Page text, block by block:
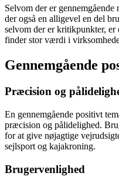
Selvom der er
der også en alligevel en del
selvom der er kritikpunkter, er
finder stor værdi i
Gennemgående
Præcision og
En gennemgående positivt
præcision og pålidelighed.
for at give nøjagtige
sejlsport og kajakroning.
Brugervenlighed